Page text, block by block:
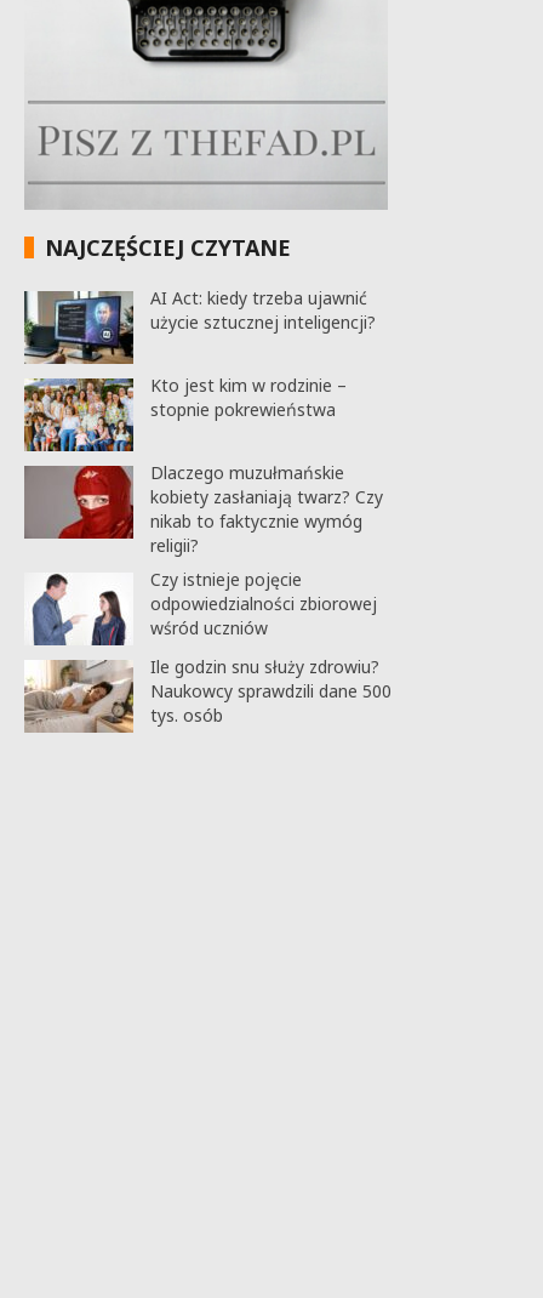
NAJCZĘŚCIEJ CZYTANE
AI Act: kiedy trzeba ujawnić
użycie sztucznej inteligencji?
Kto jest kim w rodzinie –
stopnie pokrewieństwa
Dlaczego muzułmańskie
kobiety zasłaniają twarz? Czy
nikab to faktycznie wymóg
religii?
Czy istnieje pojęcie
odpowiedzialności zbiorowej
wśród uczniów
Ile godzin snu służy zdrowiu?
Naukowcy sprawdzili dane 500
tys. osób